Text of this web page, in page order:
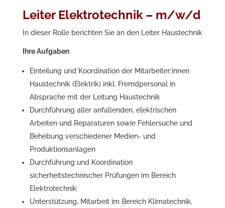
Leiter Elektrotechnik – m/w/d
In dieser Rolle berichten Sie an den Leiter Haustechnik
Ihre Aufgaben
Einteilung und Koordination der Mitarbeiter:innen
Haustechnik (Elektrik) inkl. Fremdpersonal in
Absprache mit der Leitung Haustechnik
Durchführung aller anfallenden, elektrischen
Arbeiten und Reparaturen sowie Fehlersuche und
Behebung verschiedener Medien- und
Produktionsanlagen
Durchführung und Koordination
sicherheitstechnischer Prüfungen im Bereich
Elektrotechnik
Unterstützung, Mitarbeit im Bereich Klimatechnik,